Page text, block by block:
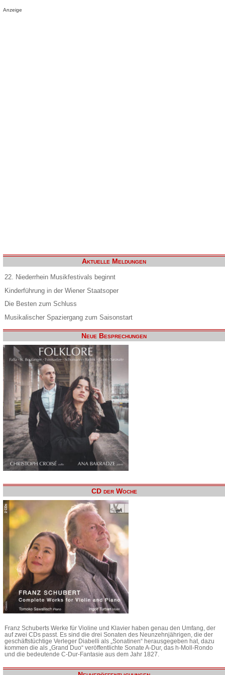
Anzeige
Aktuelle Meldungen
22. Niederrhein Musikfestivals beginnt
Kinderführung in der Wiener Staatsoper
Die Besten zum Schluss
Musikalischer Spaziergang zum Saisonstart
Neue Besprechungen
CD der Woche
Franz Schuberts Werke für Violine und Klavier haben genau den Umfang, der
auf zwei CDs passt. Es sind die drei Sonaten des Neunzehnjährigen, die der
geschäftstüchtige Verleger Diabelli als „Sonatinen“ herausgegeben hat, dazu
kommen die als „Grand Duo“ veröffentlichte Sonate A-Dur, das h-Moll-Rondo
und die bedeutende C-Dur-Fantasie aus dem Jahr 1827.